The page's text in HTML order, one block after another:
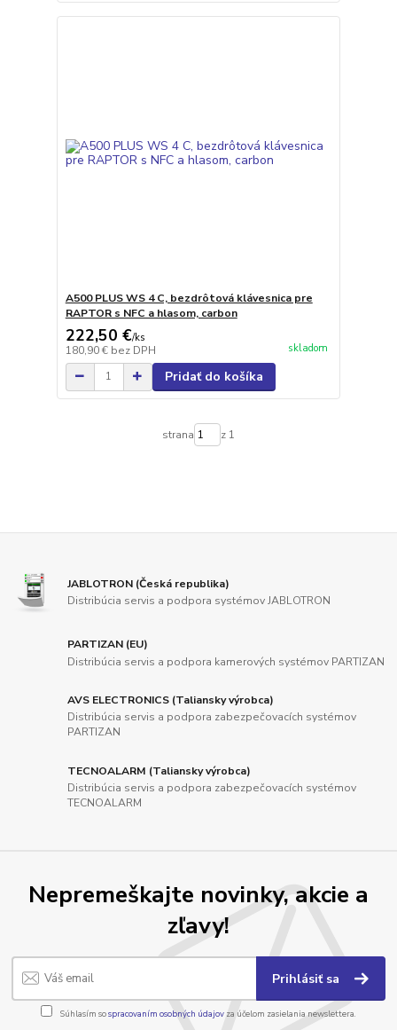
A500 PLUS WS 4 C, bezdrôtová klávesnica pre
RAPTOR s NFC a hlasom, carbon
222,50 €/ks
180,90 € bez DPH skladom
Pridať do košíka
strana z 1
JABLOTRON (Česká republika)
Distribúcia servis a podpora systémov JABLOTRON
PARTIZAN (EU)
Distribúcia servis a podpora kamerových systémov PARTIZAN
AVS ELECTRONICS (Taliansky výrobca)
Distribúcia servis a podpora zabezpečovacích systémov
PARTIZAN
TECNOALARM (Taliansky výrobca)
Distribúcia servis a podpora zabezpečovacích systémov
TECNOALARM
Nepremeškajte novinky, akcie a
zľavy!
Prihlásiť sa
Súhlasím sospracovaním osobných údajov za účelom zasielania newslettera.